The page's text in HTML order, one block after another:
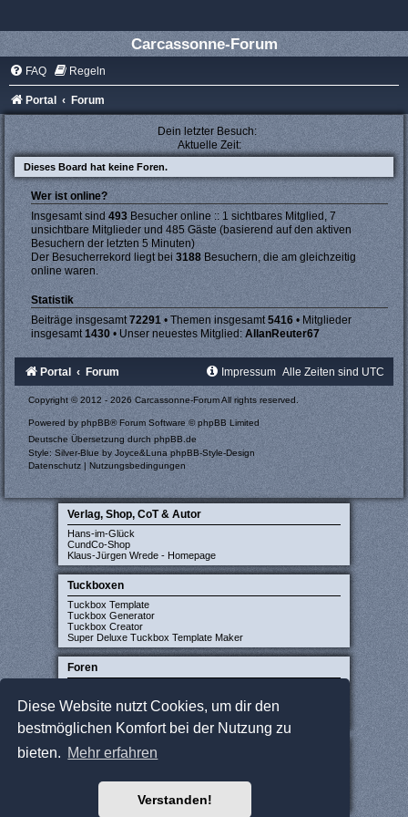
Diese Website nutzt Cookies, um dir den
bestmöglichen Komfort bei der Nutzung zu
bieten. Mehr erfahren
Verstanden!
Carcassonne-Forum
FAQ Regeln
Portal Forum
Dein letzter Besuch:
Aktuelle Zeit:
Dieses Board hat keine Foren.
Wer ist online?
Insgesamt sind493Besucher online :: 1 sichtbares Mitglied, 7
unsichtbare Mitglieder und 485 Gäste (basierend auf den aktiven
Besuchern der letzten 5 Minuten)
Der Besucherrekord liegt bei3188Besuchern, die am gleichzeitig
online waren.
Statistik
Beiträge insgesamt72291• Themen insgesamt5416 • Mitglieder
insgesamt1430 • Unser neuestes Mitglied: AllanReuter67
Portal Forum Alle Zeiten sind UTC
Impressum
Copyright © 2012 - 2026 Carcassonne-Forum All rights reserved.
Powered by phpBB® Forum Software © phpBB Limited
Deutsche Übersetzung durch phpBB.de
Style: Silver-Blue by Joyce&Luna phpBB-Style-Design
Datenschutz | Nutzungsbedingungen
Verlag, Shop, CoT & Autor
Hans-im-Glück
CundCo-Shop
Klaus-Jürgen Wrede - Homepage
Tuckboxen
Tuckbox Template
Tuckbox Generator
Tuckbox Creator
Super Deluxe Tuckbox Template Maker
Foren
CarcassonneCentral (englisch)
Carcassonne Latvija (lettisch)
Carcassonne CZ (tschechisch)
Sonstige Seiten
Gesellschaftsspieler gesucht
BoardGameGeek